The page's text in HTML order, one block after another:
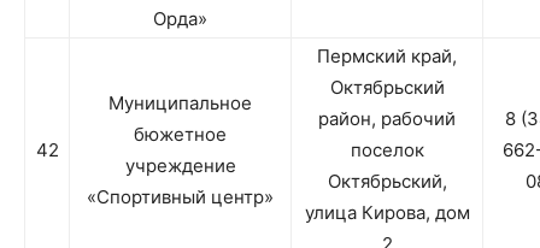
Орда»
42
Муниципальное
бюжетное
учреждение
«Спортивный центр»
Пермский край,
Октябрьский
район, рабочий
поселок
Октябрьский,
улица Кирова, дом
8